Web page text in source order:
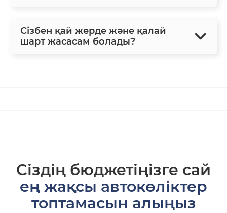
Сізбен қай жерде және қалай
шарт жасасам болады?
Сіздің бюджетіңізге сай
ең жақсы автокөліктер
топтамасын алыңыз